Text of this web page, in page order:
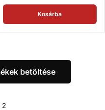
Kosárba
betöltése
2